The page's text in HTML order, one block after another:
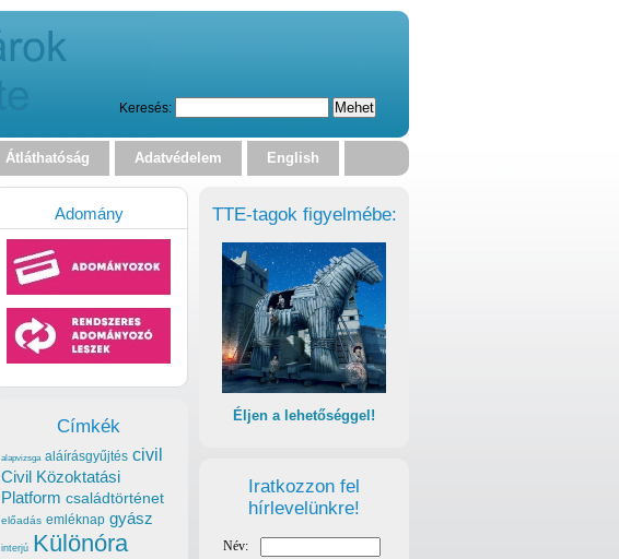
Keresés:
Átláthatóság Adatvédelem English
TTE-tagok figyelmébe:
Éljen a lehetőséggel!
Iratkozzon fel
hírlevelünkre!
Adomány
Címkék
alapvizsga aláírásgyűjtés civil
Civil Közoktatási
Platform családtörténet
előadás emléknap gyász
interjú Különóra